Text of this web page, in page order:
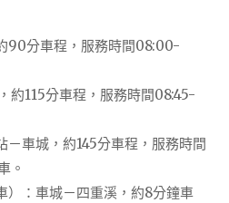
90分車程，服務時間08:00-
約115分車程，服務時間08:45-
車城，約145分車程，服務時間
。
）：車城－四重溪，約8分鐘車